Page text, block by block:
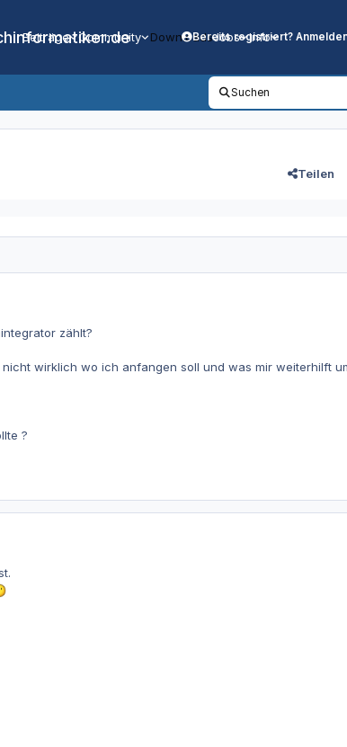
Beiträge Community DownloadsJobs Info
Bereits registriert?
Suchen
Teilen
zählt?
wirklich wo ich anfangen soll und was mir weiterhilft
?